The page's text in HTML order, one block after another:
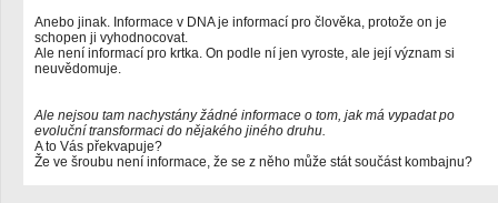
Anebo jinak. Informace v DNA je informací pro člověka, protože on je
schopen ji vyhodnocovat.
Ale není informací pro krtka. On podle ní jen vyroste, ale její význam si
neuvědomuje.
Ale nejsou tam nachystány žádné informace o tom, jak má vypadat po
evoluční transformaci do nějakého jiného druhu.
A to Vás překvapuje?
Že ve šroubu není informace, že se z něho může stát součást kombajnu?